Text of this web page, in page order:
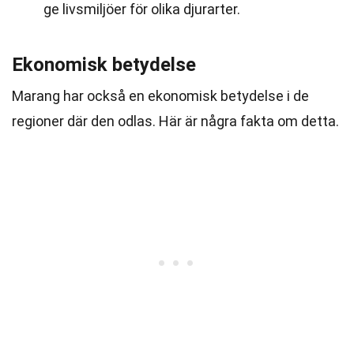
ge livsmiljöer för olika djurarter.
Ekonomisk betydelse
Marang har också en ekonomisk betydelse i de
regioner där den odlas. Här är några fakta om detta.